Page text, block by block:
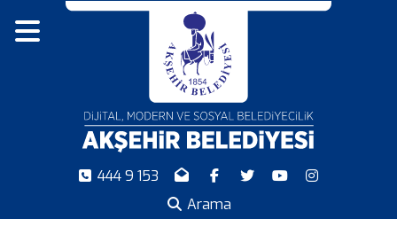
444 9 153
Arama